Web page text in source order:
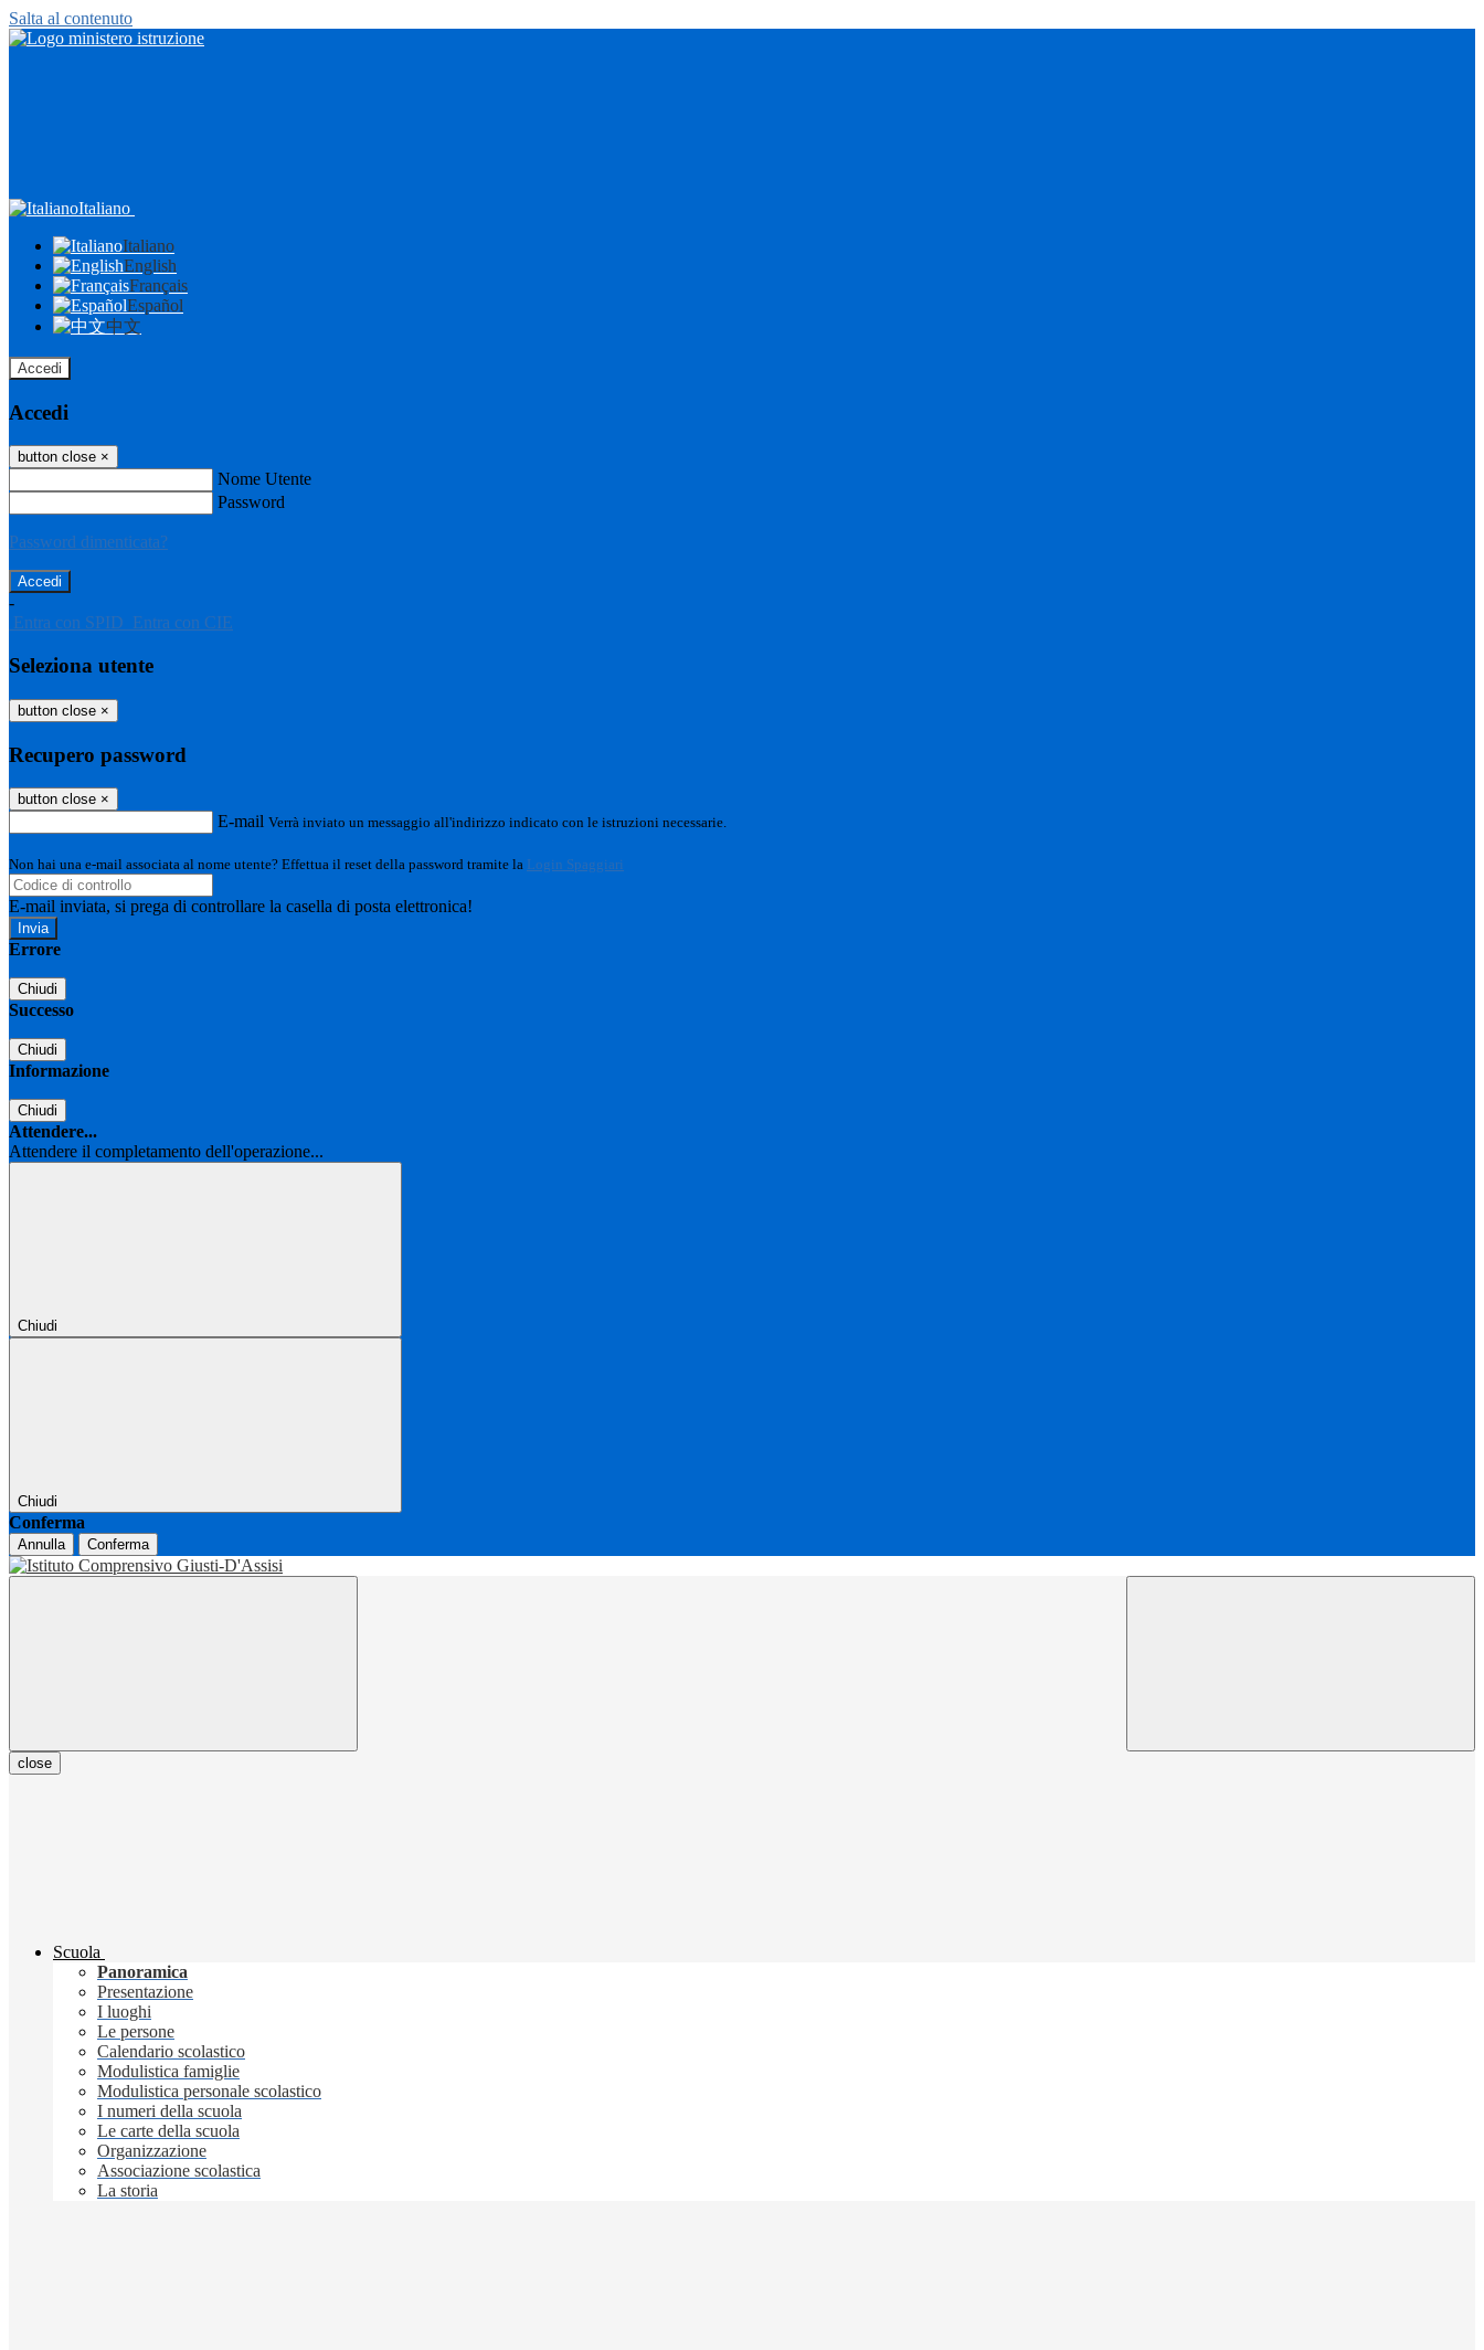
Salta al contenuto
Italiano
Italiano
English
Français
Español
中文
Accedi
Accedi
button close ×
Nome Utente
Password
Password dimenticata?
-
Entra con SPID Entra con CIE
Seleziona utente
button close ×
Recupero password
button close ×
E-mail Verrà inviato un messaggio all'indirizzo indicato con le istruzioni necessarie.
Non hai una e-mail associata al nome utente? Effettua il reset della password tramite la Login Spaggiari
E-mail inviata, si prega di controllare la casella di posta elettronica!
Errore
Chiudi
Successo
Chiudi
Informazione
Chiudi
Attendere...
Attendere il completamento dell'operazione...
Chiudi
Chiudi
Conferma
Annulla Conferma
close
Scuola
Panoramica
Presentazione
I luoghi
Le persone
Calendario scolastico
Modulistica famiglie
Modulistica personale scolastico
I numeri della scuola
Le carte della scuola
Organizzazione
Associazione scolastica
La storia